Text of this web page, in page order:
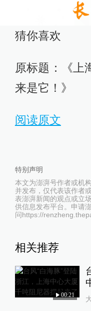
猜你喜欢
原标题：《上
来是它！》
阅读原文
特别声明
本文为澎湃号作者或机
并发布，仅代表该作者
表澎湃新闻的观点或立
供信息发布平台。申请
问https://
相关推荐
00:21